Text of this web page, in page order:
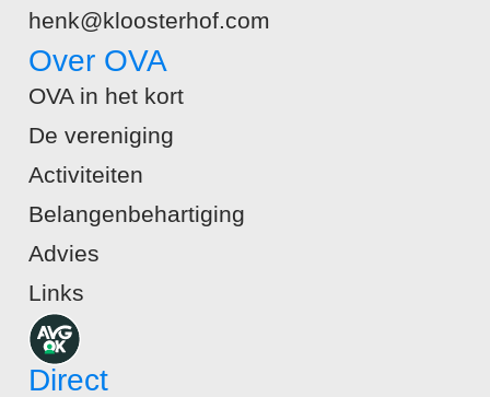
henk@kloosterhof.com
Over OVA
OVA in het kort
De vereniging
Activiteiten
Belangenbehartiging
Advies
Links
Direct